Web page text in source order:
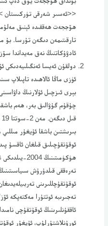
ھۆججەت ھەققىدە ئېنىق
تارقىتىمەن دىگەن تۇرسا. بۇ
ئادۋۇكاتنىڭ نەق مەيداندا
دولقۇن ئەيسا ئەنگىلىيەدىكى
بېرى ئىزچىل ئۇلارنىڭ
چۇقۇم گۇۋالىق بەر، ھەم
ئوقۇتقۇچىلىق قىلغان ئاقسۇ
ھۈكۈمىتىنىڭ
تەرەققى قىلدۇرۇش
ئوقۇتقۇچللىرىنى
تەجىرىبە ئوتتۇرا مەكتەپكە
ئاققۇنلىرىنىڭ ئوقۇتقۇچى
ئورۇنلاشتۇرلۇپ، ئۇيغۇر